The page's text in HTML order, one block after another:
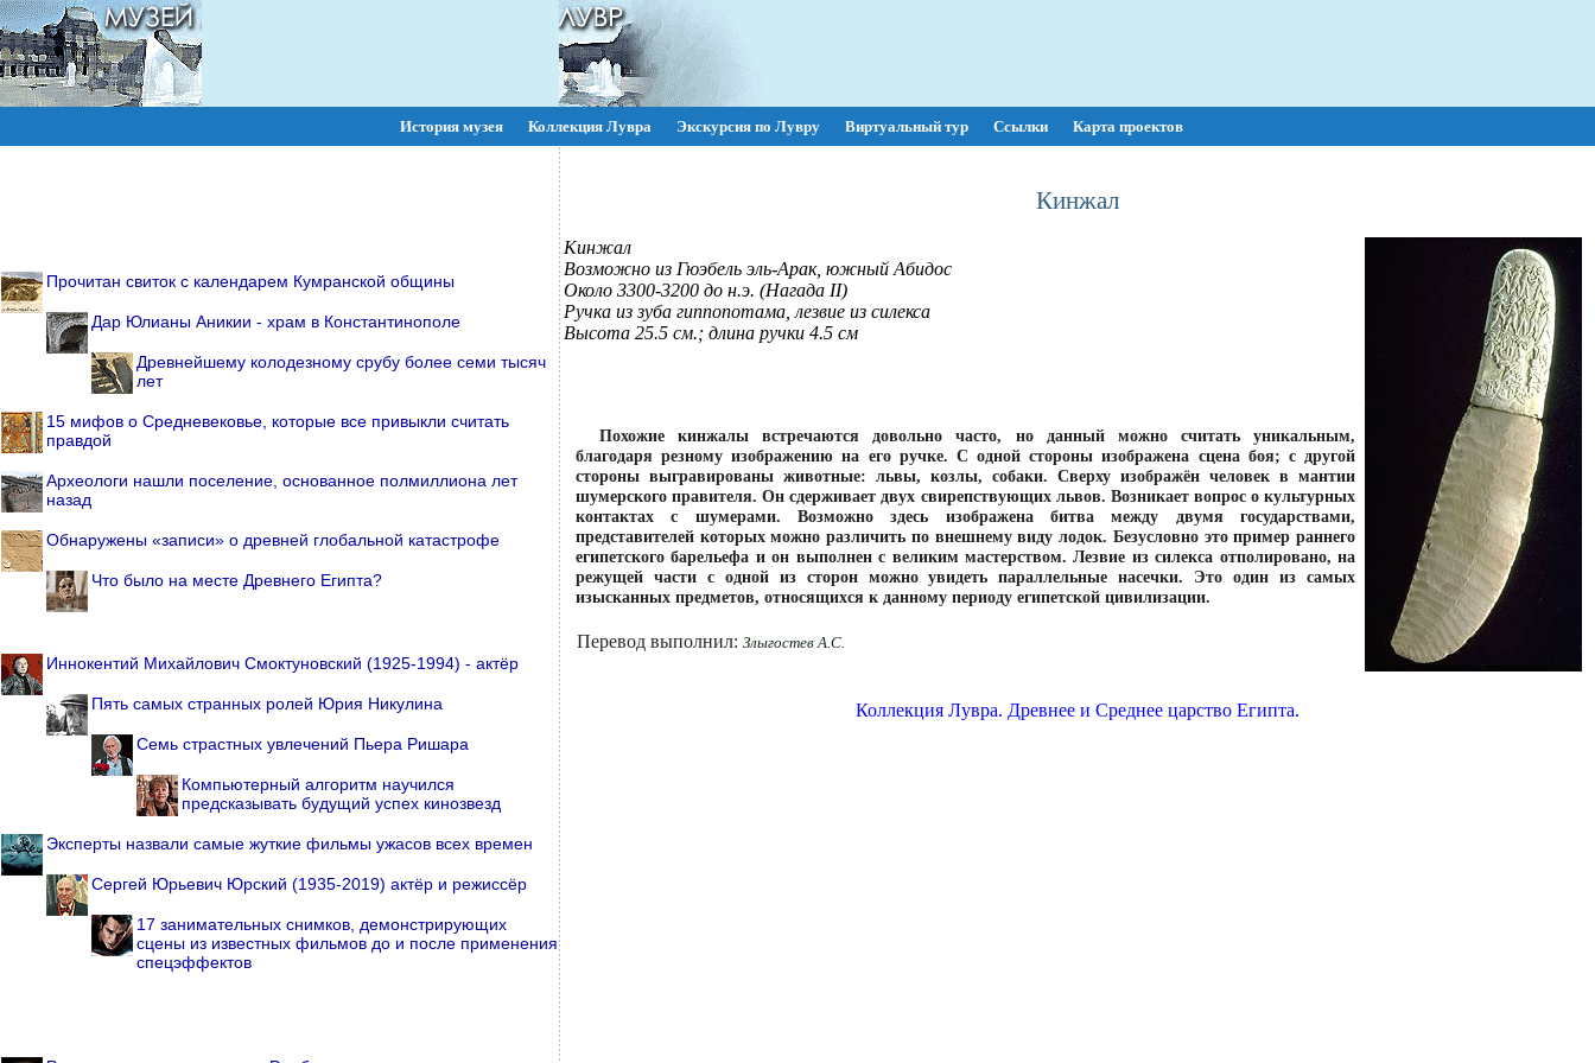
История музея Коллекция Лувра Экскурсия по Лувру Виртуальный тур Ссылки Карта проектов
Прочитан свиток с календарем Кумранской общины
Дар Юлианы Аникии - храм в Константинополе
Древнейшему колодезному срубу более семи тысяч
лет
15 мифов о Средневековье, которые все привыкли считать
правдой
Археологи нашли поселение, основанное полмиллиона лет
назад
Обнаружены «записи» о древней глобальной катастрофе
Что было на месте Древнего Египта?
Иннокентий Михайлович Смоктуновский (1925-1994) - актёр
Пять самых странных ролей Юрия Никулина
Семь страстных увлечений Пьера Ришара
Компьютерный алгоритм научился
предсказывать будущий успех кинозвезд
Эксперты назвали самые жуткие фильмы ужасов всех времен
Сергей Юрьевич Юрский (1935-2019) актёр и режиссёр
17 занимательных снимков, демонстрирующих
сцены из известных фильмов до и после применения
спецэффектов
Кинжал
Кинжал
Возможно из Гюэбель эль-Арак, южный Абидос
Около 3300-3200 до н.э. (Нагада II)
Ручка из зуба гиппопотама, лезвие из силекса
Высота 25.5 см.; длина ручки 4.5 см
Похожие кинжалы встречаются довольно часто, но данный можно считать уникальным,
благодаря резному изображению на его ручке. С одной стороны изображена сцена боя; с другой
стороны выгравированы животные: львы, козлы, собаки. Сверху изображён человек в мантии
шумерского правителя. Он сдерживает двух свирепствующих львов. Возникает вопрос о культурных
контактах с шумерами. Возможно здесь изображена битва между двумя государствами,
представителей которых можно различить по внешнему виду лодок. Безусловно это пример раннего
египетского барельефа и он выполнен с великим мастерством. Лезвие из силекса отполировано, на
режущей части с одной из сторон можно увидеть параллельные насечки. Это один из самых
изысканных предметов, относящихся к данному периоду египетской цивилизации.
Перевод выполнил: Злыгостев А.С.
Коллекция Лувра. Древнее и Среднее царство Египта.